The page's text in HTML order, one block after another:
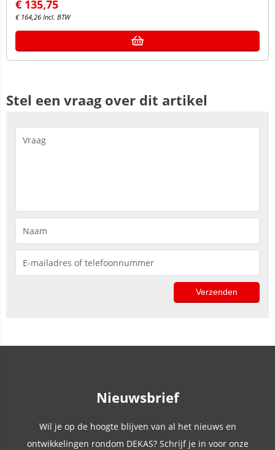
€ 135,75
€ 164,26 Incl. BTW
Stel een vraag over dit artikel
Nieuwsbrief
Wil je op de hoogte blijven van al het nieuws en
ontwikkelingen rondom DEKAS? Schrijf je in voor onze